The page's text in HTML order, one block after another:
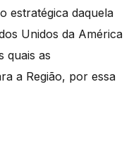
estratégica daquela
Unidos da América
quais as
a Região, por essa